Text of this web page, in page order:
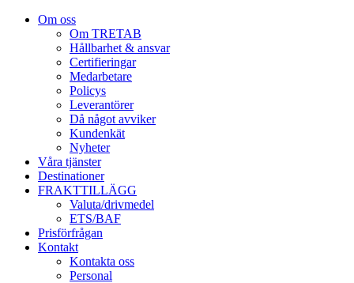
Om oss
Om TRETAB
Hållbarhet & ansvar
Certifieringar
Medarbetare
Policys
Leverantörer
Då något avviker
Kundenkät
Nyheter
Våra tjänster
Destinationer
FRAKTTILLÄGG
Valuta/drivmedel
ETS/BAF
Prisförfrågan
Kontakt
Kontakta oss
Personal